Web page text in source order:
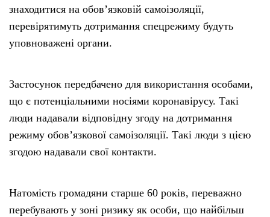
знаходитися на обов’язковій самоізоляції,
перевірятимуть дотримання спецрежиму будуть
уповноважені органи.
Застосунок передбачено для використання особами,
що є потенціальними носіями коронавірусу. Такі
люди надавали відповідну згоду на дотримання
режиму обов’язкової самоізоляції. Такі люди з цією
згодою надавали свої контакти.
Натомість громадяни старше 60 років, переважно
перебувають у зоні ризику як особи, що найбільш